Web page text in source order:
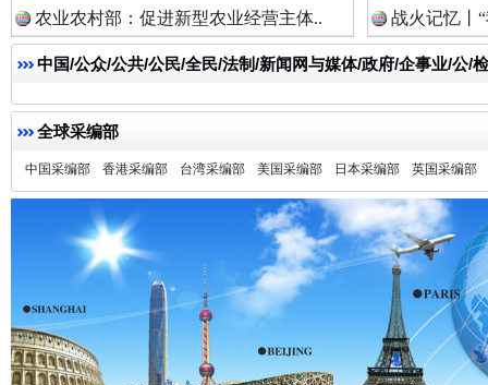
一枚“钉子”竟然扎入要害部门
农业农村部：促进新型农业经营主体..
战火记忆丨
中国/公众/公共/公民/全民/法制/新闻网与媒体/政府/企事业/公/
全球采编部
中国采编部 香港采编部 台湾采编部 美国采编部 日本采编部 英国采编部